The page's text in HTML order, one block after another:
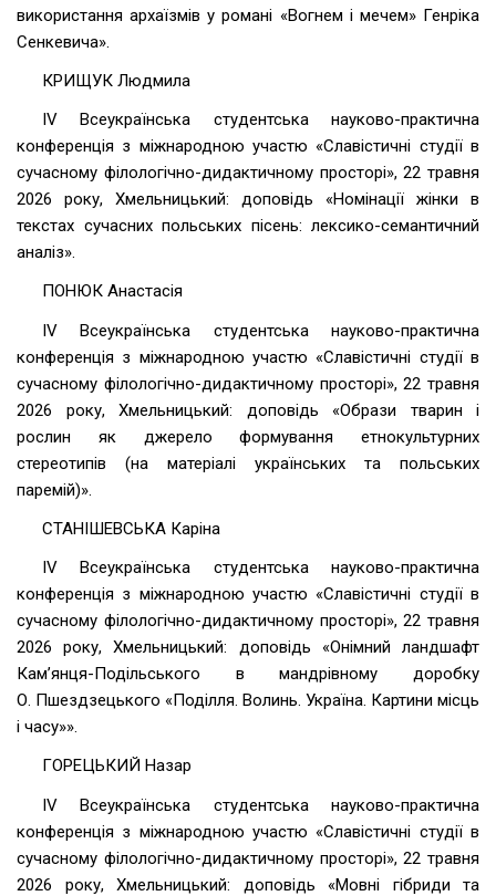
використання архаїзмів у романі «Вогнем і мечем» Генріка
Сенкевича».
КРИЩУК Людмила
ІV Всеукраїнська студентська науково-практична
конференція з міжнародною участю «Славістичні студії в
сучасному філологічно-дидактичному просторі», 22 травня
2026 року, Хмельницький: доповідь «Номінації жінки в
текстах сучасних польських пісень: лексико-семантичний
аналіз».
ПОНЮК Анастасія
ІV Всеукраїнська студентська науково-практична
конференція з міжнародною участю «Славістичні студії в
сучасному філологічно-дидактичному просторі», 22 травня
2026 року, Хмельницький: доповідь «Образи тварин і
рослин як джерело формування етнокультурних
стереотипів (на матеріалі українських та польських
паремій)».
СТАНІШЕВСЬКА Каріна
ІV Всеукраїнська студентська науково-практична
конференція з міжнародною участю «Славістичні студії в
сучасному філологічно-дидактичному просторі», 22 травня
2026 року, Хмельницький: доповідь «Онімний ландшафт
Кам’янця-Подільського в мандрівному доробку
О. Пшездзецького «Поділля. Волинь. Україна. Картини місць
і часу»».
ГОРЕЦЬКИЙ Назар
ІV Всеукраїнська студентська науково-практична
конференція з міжнародною участю «Славістичні студії в
сучасному філологічно-дидактичному просторі», 22 травня
2026 року, Хмельницький: доповідь «Мовні гібриди та